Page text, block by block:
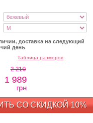
доставка на следующий
день
Таблица размеров
2 210
1 989
грн
СО СКИДКОЙ 10%